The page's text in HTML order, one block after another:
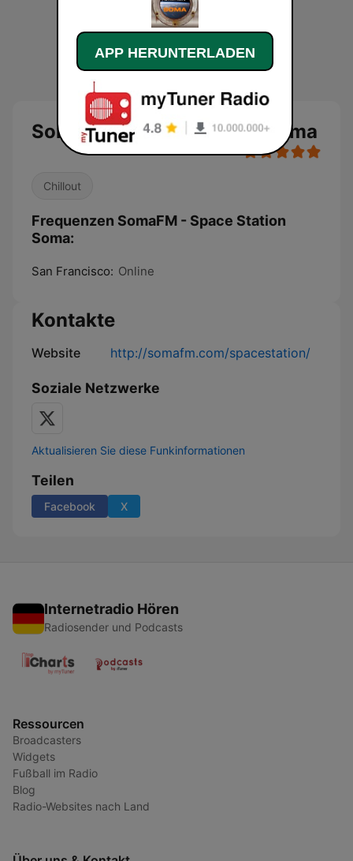
SomaFM - Space Station Soma
Chillout
Frequenzen SomaFM - Space Station
Soma:
San Francisco: Online
Kontakte
Website http://somafm.com/spacestation/
Soziale Netzwerke
Aktualisieren Sie diese Funkinformationen
Teilen
Facebook X
Internetradio Hören
Radiosender und Podcasts
Ressourcen
Broadcasters
Widgets
Fußball im Radio
Blog
Radio-Websites nach Land
APP HERUNTERLADEN